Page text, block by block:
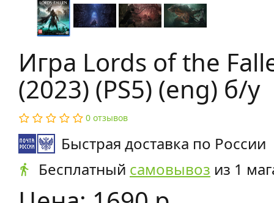
Игра Lords of the
(2023) (PS5) (eng) б/у
0 отзывов
Быстрая доставка по России
Бесплатный самовывоз из 1